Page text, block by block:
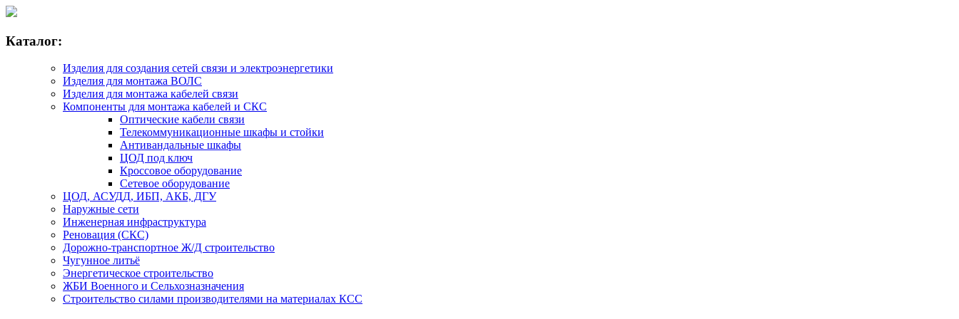
Каталог:
Изделия для создания сетей связи и электроэнергетики
Изделия для монтажа ВОЛС
Изделия для монтажа кабелей связи
Компоненты для монтажа кабелей и СКС
Оптические кабели связи
Телекоммуникационные шкафы и стойки
Антивандальные шкафы
ЦОД под ключ
Кроссовое оборудование
Сетевое оборудование
ЦОД, АСУДД, ИБП, АКБ, ДГУ
Наружные сети
Инженерная инфраструктура
Реновация (СКС)
Дорожно-транспортное Ж/Д строительство
Чугунное литьё
Энергетическое строительство
ЖБИ Военного и Сельхозназначения
Строительство силами производителями на материалах КСС